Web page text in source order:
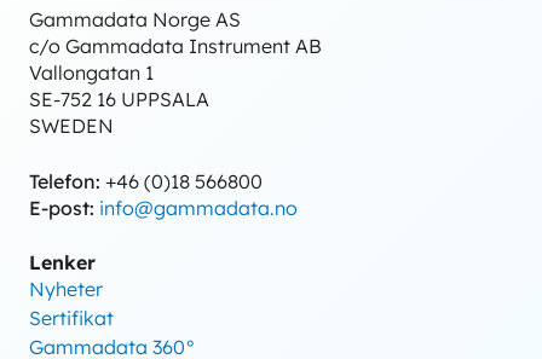
Gammadata Norge AS
c/o Gammadata Instrument AB
Vallongatan 1
SE-752 16 UPPSALA
SWEDEN
Telefon: +46 (0)18 566800
E-post: info@gammadata.no
Lenker
Nyheter
Sertifikat
Gammadata 360°